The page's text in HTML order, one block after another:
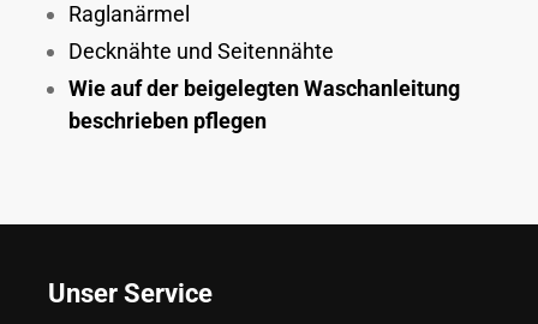
Raglanärmel
Decknähte und Seitennähte
Wie auf der beigelegten Waschanleitung
beschrieben pflegen
Unser Service